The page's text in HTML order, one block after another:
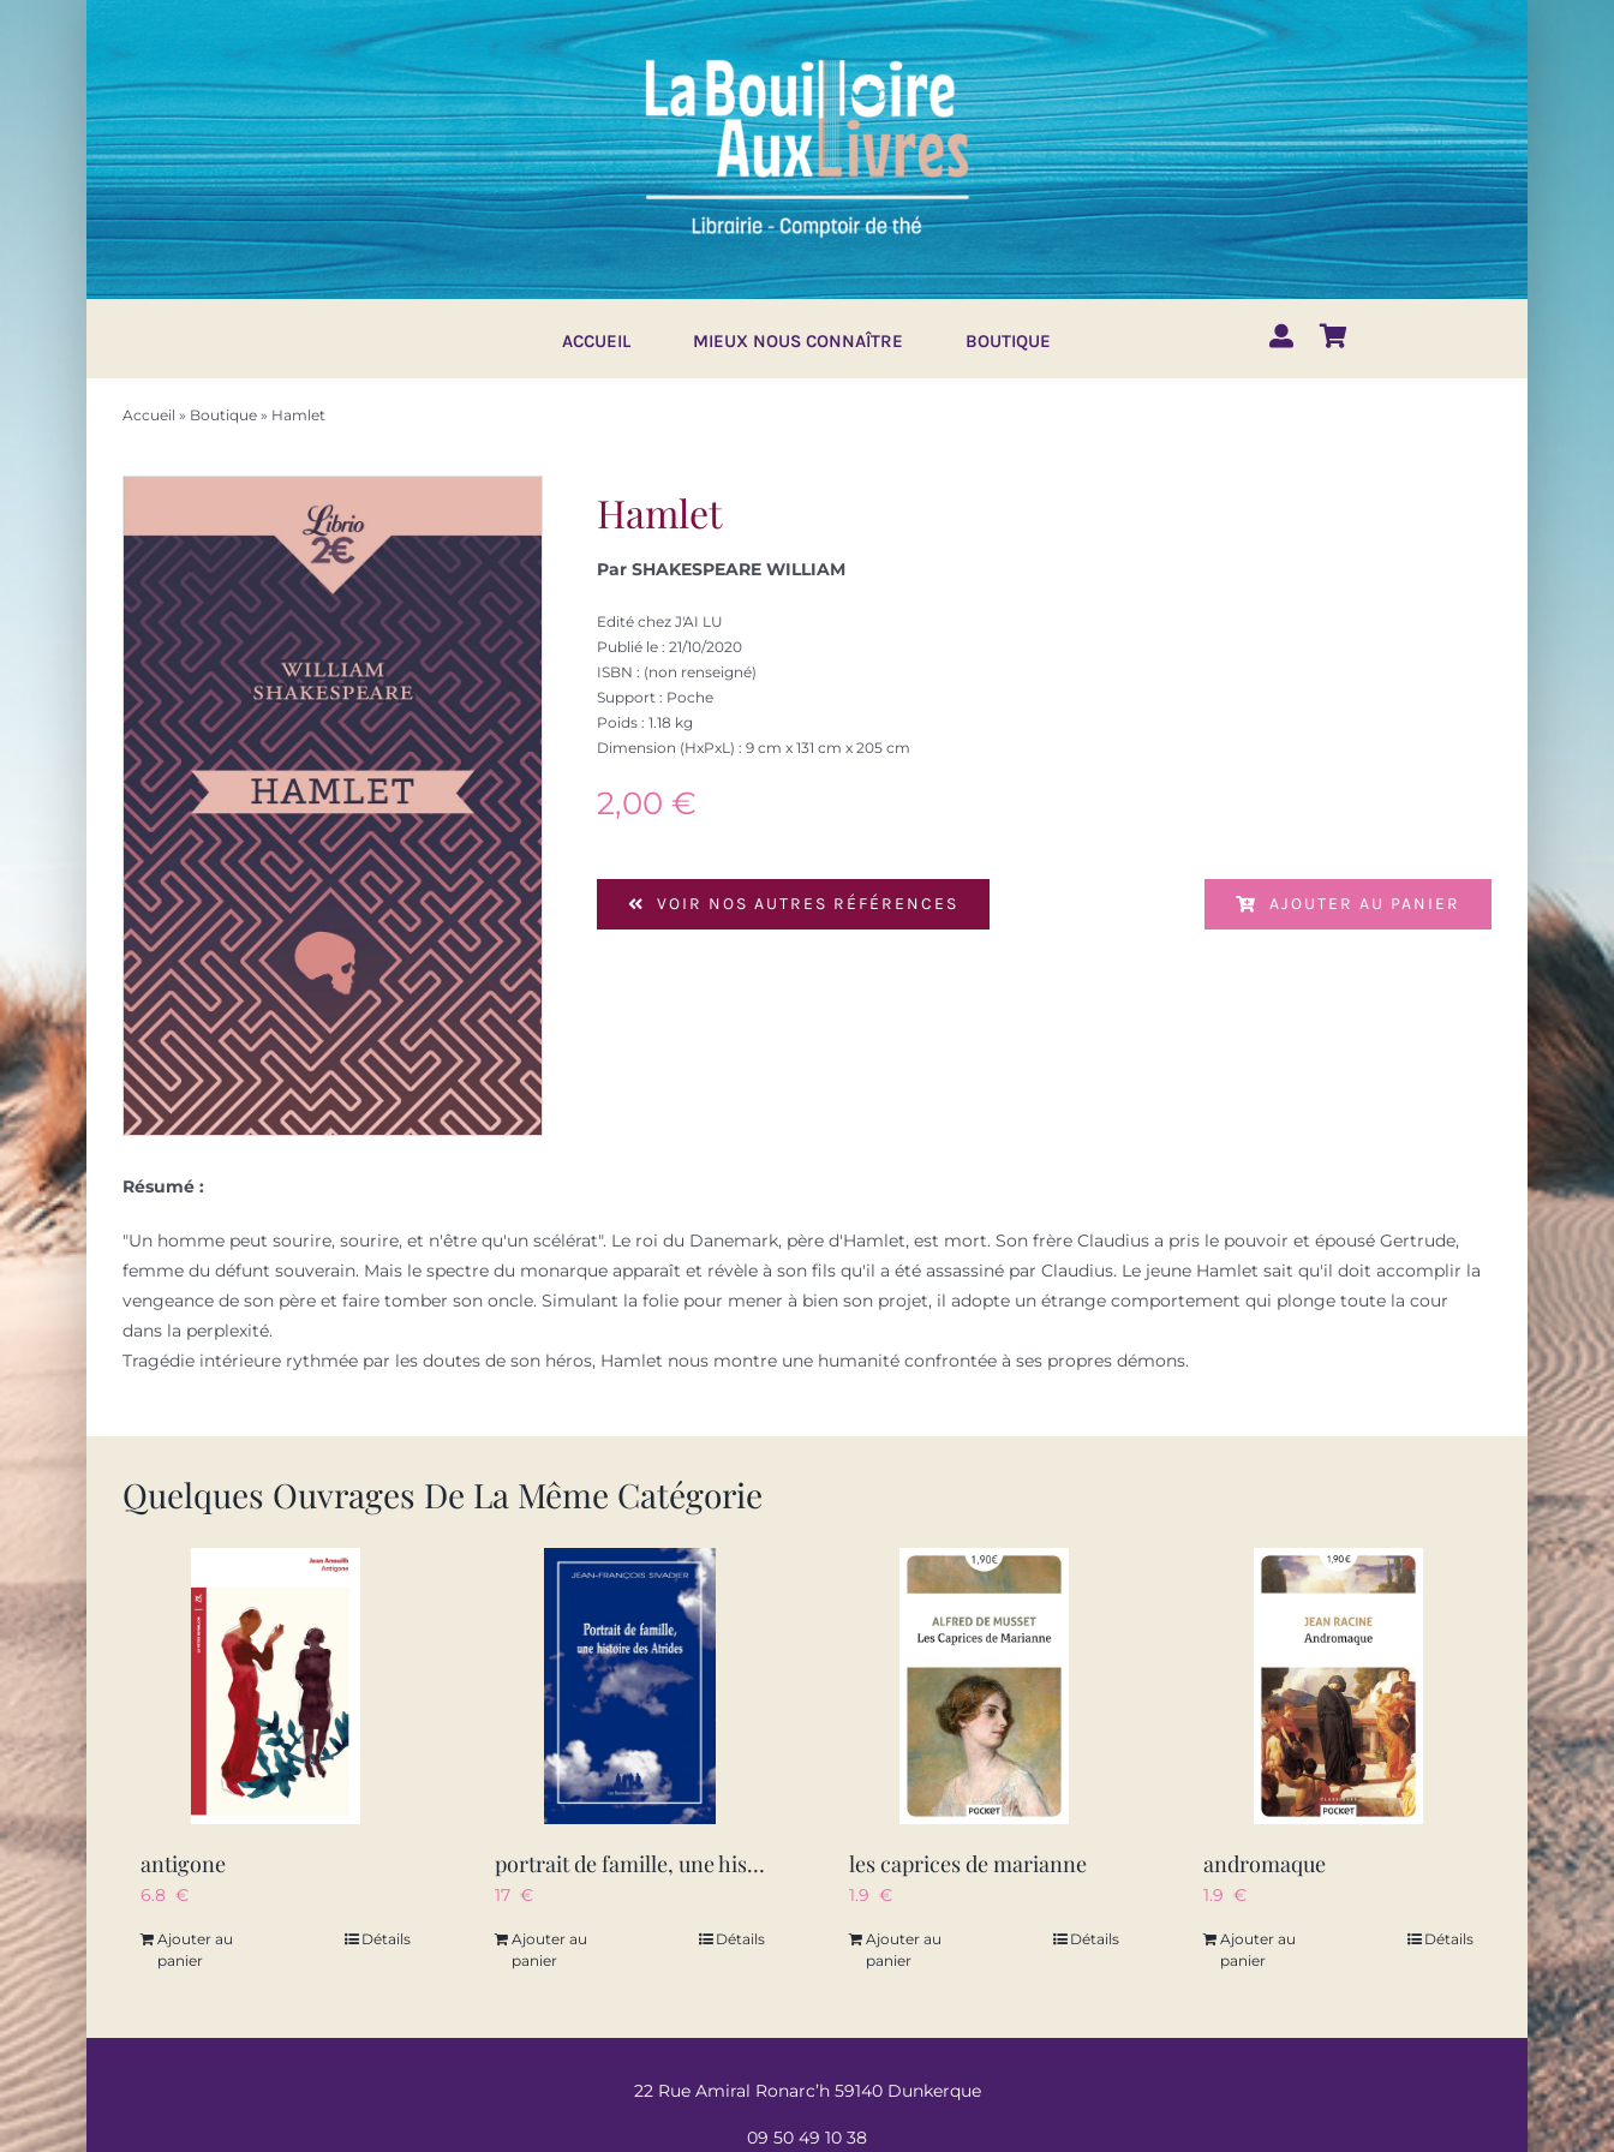
ACCUEIL MIEUX NOUS CONNAÎTRE BOUTIQUE
Accueil » Boutique» Hamlet
Hamlet
Par SHAKESPEARE WILLIAM
Edité chez J'AI LU
Publié le : 21/10/2020
ISBN : (non renseigné)
Support : Poche
Poids : 1.18 kg
Dimension (HxPxL) : 9 cm x 131 cm x 205 cm
2,00€
VOIR NOS AUTRES RÉFÉRENCES AJOUTER AU PANIER
Résumé :
"Un homme peut sourire, sourire, et n'être qu'un scélérat". Le roi du Danemark, père d'Hamlet, est mort. Son frère Claudius a pris le pouvoir et épousé Gertrude,
femme du défunt souverain. Mais le spectre du monarque apparaît et révèle à son fils qu'il a été assassiné par Claudius. Le jeune Hamlet sait qu'il doit accomplir la
vengeance de son père et faire tomber son oncle. Simulant la folie pour mener à bien son projet, il adopte un étrange comportement qui plonge toute la cour
dans la perplexité.
Tragédie intérieure rythmée par les doutes de son héros, Hamlet nous montre une humanité confrontée à ses propres démons.
Quelques Ouvrages De La Même Catégorie
antigone
6.8 €
Ajouter au
panier
Détails
portrait de famille, une histoire des atrides
17 €
Ajouter au
panier
Détails
les caprices de marianne
1.9 €
Ajouter au
panier
Détails
andromaque
1.9 €
Ajouter au
panier
Détails
22 Rue Amiral Ronarc’h 59140 Dunkerque
09 50 49 10 38